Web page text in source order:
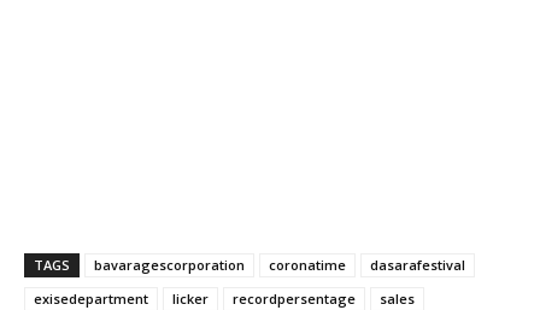
TAGS bavaragescorporation coronatime
dasarafestival
exisedepartment
licker recordpersentage
sales